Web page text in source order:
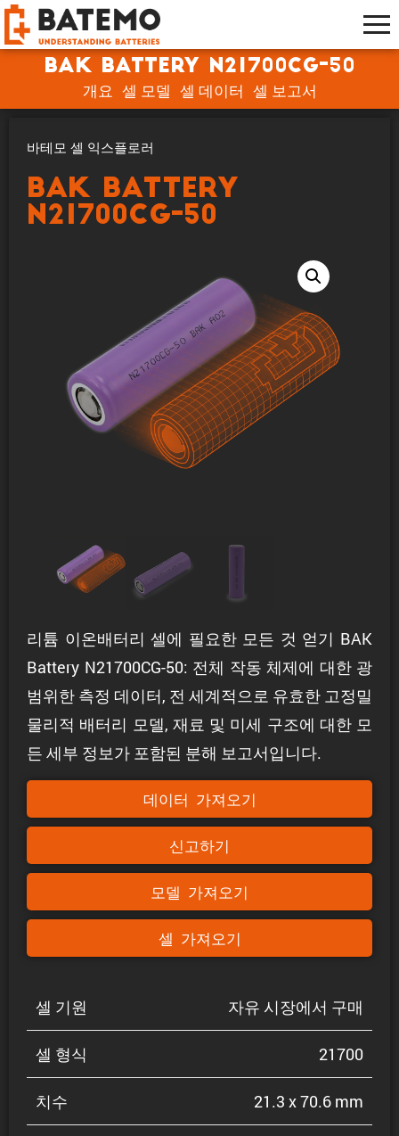
BAK Battery N21700CG-50
개요 셀 모델 셀 데이터 셀 보고서
바테모 셀 익스플로러
BAK Battery
N21700CG-50
리튬 이온배터리 셀에 필요한 모든 것 얻기 BAK
Battery N21700CG-50: 전체 작동 체제에 대한 광
범위한 측정 데이터, 전 세계적으로 유효한 고정밀
물리적 배터리 모델, 재료 및 미세 구조에 대한 모
든 세부 정보가 포함된 분해 보고서입니다.
데이터 가져오기
신고하기
모델 가져오기
셀 가져오기
셀 기원 자유 시장에서 구매
셀 형식 21700
치수 21.3 x 70.6 mm